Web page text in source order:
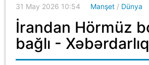
31 May 2026 10:54 Manşet / Dünya
İrandan Hörmüz
bağlı - Xəbərdarlıq